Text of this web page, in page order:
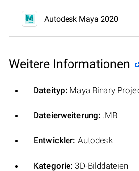
Autodesk Maya 2020
Weitere Informationen
Dateityp: Maya Binary
Dateierweiterung: .MB
Entwickler: Autodesk
Kategorie: 3D-Bilddateien